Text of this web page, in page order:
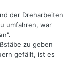
der Dreharbeiten
umfahren, war
zu geben
gefällt, ist es